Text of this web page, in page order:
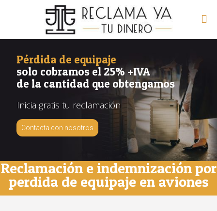
Pérdida de equipaje
solo cobramos el 25% +IVA
de la cantidad que obtengamos
Inicia gratis tu reclamación
Contacta con nosotros
Reclamación e indemnización por
perdida de equipaje en aviones